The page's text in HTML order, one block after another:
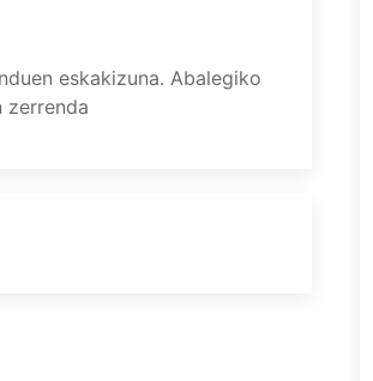
eskakizuna. Abalegiko
zerrenda